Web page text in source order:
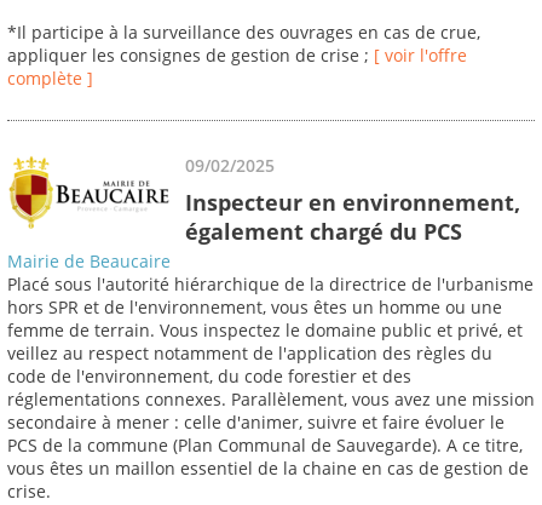
*Il participe à la surveillance des ouvrages en cas de crue,
appliquer les consignes de gestion de crise ; [ voir l'offre
complète ]
09/02/2025
Inspecteur en environnement,
également chargé du PCS
Mairie de Beaucaire
Placé sous l'autorité hiérarchique de la directrice de l'urbanisme
hors SPR et de l'environnement, vous êtes un homme ou une
femme de terrain. Vous inspectez le domaine public et privé, et
veillez au respect notamment de l'application des règles du
code de l'environnement, du code forestier et des
réglementations connexes. Parallèlement, vous avez une mission
secondaire à mener : celle d'animer, suivre et faire évoluer le
PCS de la commune (Plan Communal de Sauvegarde). A ce titre,
vous êtes un maillon essentiel de la chaine en cas de gestion de
crise.